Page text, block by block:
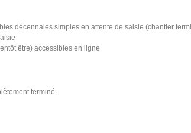
décennales simples en attente de saisie (chantier
être) accessibles en ligne
terminé.